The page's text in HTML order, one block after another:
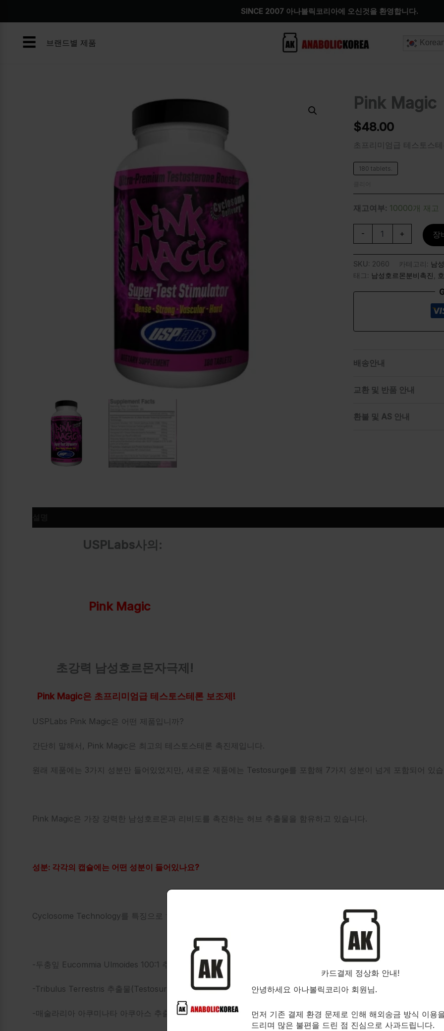
SINCE 2007 아나볼릭코리아에 오신것을 환영합니다.
☰ 브랜드별 제품
Pink Magic
$48.00
초프리미엄급 테스토스
180 tablets.
재고여부: 10000개 재고
-
Pink
Magic
량
+ 장
SKU: 2060 카테고리: 남
태그: 남성호르몬분비촉진
배송안내
교환 및 반품 안내
환불 및 AS 안내
USPLabs사의:
Pink Magic
초강력 남성호르몬자극제!
Pink Magic은 초프리미엄급 테스토스테론 보조제!
USPLabs Pink Magic은 어떤 제품입니까?
간단히 말해서, Pink Magic은 최고의 테스토스테론 촉진제입니다.
원래 제품에는 3가지 성분만 들어있었지만, 새로운 제품에는 Testosurge를 포함해 7가지 성분이 넘게 포함되어 있
Pink Magic은 가장 강력한 남성호르몬과 리비도를 촉진하는 허브 추출물을 함유하고 있습니다.
성분: 각각의 캡슐에는 어떤 성분이 들어있나요?
Cyclosome Technology를 특징으로 하는 Ultimate-T 테스토스테론과 리비도 증가제:
-두충잎 Eucommia Ulmoides 100:1 추출물 (bark)(as Andro 100)
-Tribulus Terrestris 추출물(Testosurge) (fruit)
-매술라리아 아쿠미나타 아쿠아스 추출물
카드결제 정상화 안내!
안녕하세요 아나볼릭코리아 회원님.
먼저 기존 결제 환경 문제로 인해 해외송금 방식 이용
드리며 많은 불편을 드린 점 진심으로 사과드립니다.